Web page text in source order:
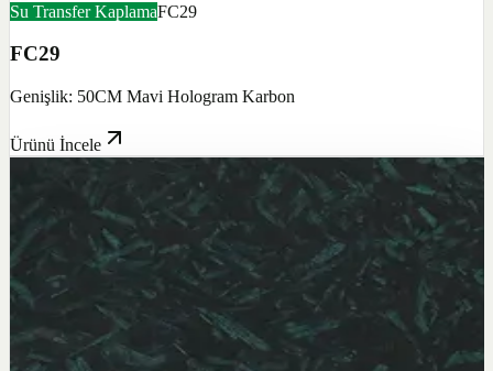
Su Transfer KaplamaFC29
FC29
Genişlik: 50CM Mavi Hologram Karbon
Ürünü İncele